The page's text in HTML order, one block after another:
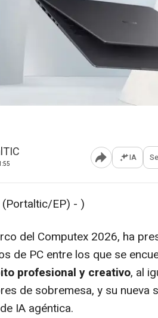
Abrir IA
EP) - )
del Computex 2026, ha
de PC entre los que se
profesional y creativo, al
de sobremesa, y su nueva
IA agéntica.